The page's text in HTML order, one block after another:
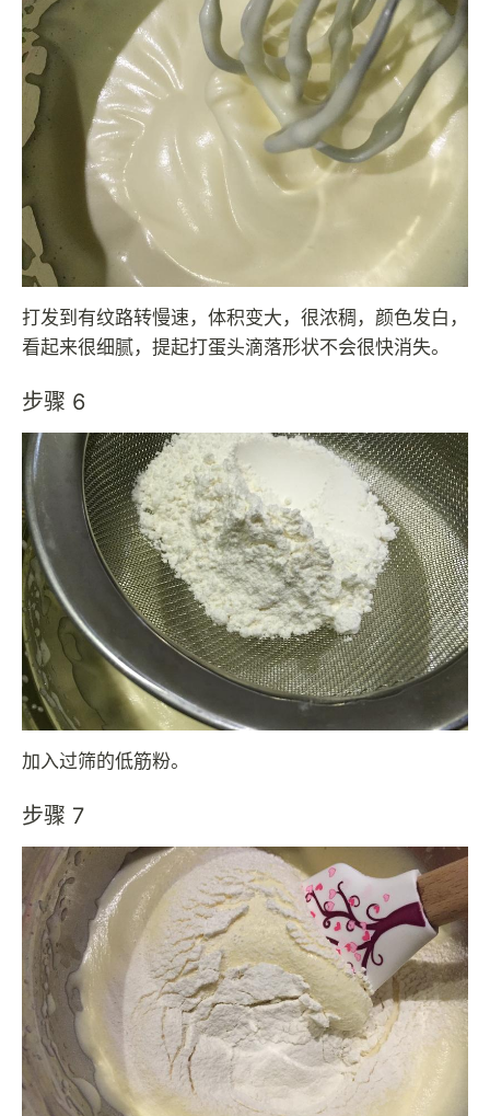
打发到有纹路转慢速，体积变大，很浓稠，颜色发白，
看起来很细腻，提起打蛋头滴落形状不会很快消失。
步骤 6
加入过筛的低筋粉。
步骤 7